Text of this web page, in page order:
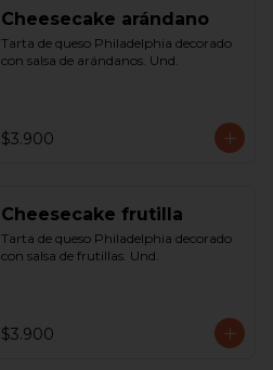
Cheesecake arándano
Tarta de queso Philadelphia decorado
con salsa de arándanos. Und.
$3.900
Cheesecake frutilla
Tarta de queso Philadelphia decorado
con salsa de frutillas. Und.
$3.900